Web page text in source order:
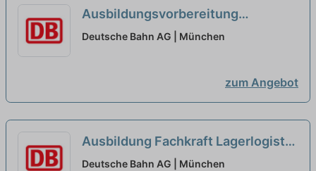
Ausbildungsvorbereitung
Lokführer:in S-Bahn München
Deutsche Bahn AG | München
zum Angebot
Ausbildung Fachkraft Lagerlogistik
S-Bahn München 2027 (w/m/d)
Deutsche Bahn AG | München